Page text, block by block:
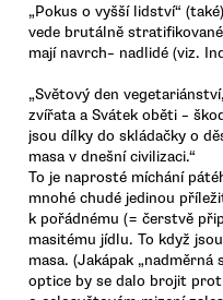
„Pokus o vyšší lidství“
vede brutálně
mají navrch– nadlidé (viz.
„Světový den
zvířata a Svátek oběti –
jsou dílky do skládačky o
masa v dnešní civilizaci.“
To je naprosté míchání
mnohé chudé jedinou
k pořádnému (= čerstvě
masitému jídlu. To když
masa. (Jakápak
optice by se dalo brojit